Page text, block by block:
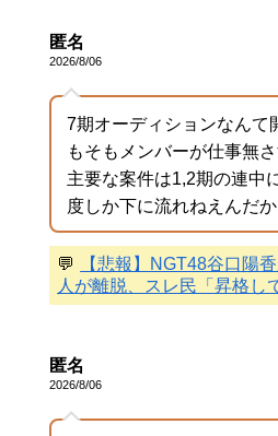
匿名
2026/8/06
7期オーディションなんて
もそもメンバーが仕事無
主要な案件は1,2期の連中
度しか下に流れねえんだ
💬
【悲報】NGT48谷口陽
人が離脱、スレ民「昇格し
匿名
2026/8/06